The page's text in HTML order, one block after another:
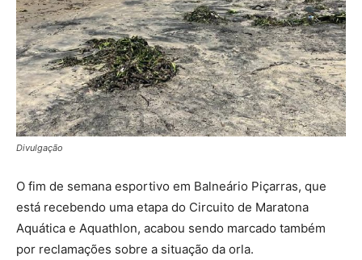
Divulgação
O fim de semana esportivo em Balneário Piçarras, que
está recebendo uma etapa do Circuito de Maratona
Aquática e Aquathlon, acabou sendo marcado também
por reclamações sobre a situação da orla.